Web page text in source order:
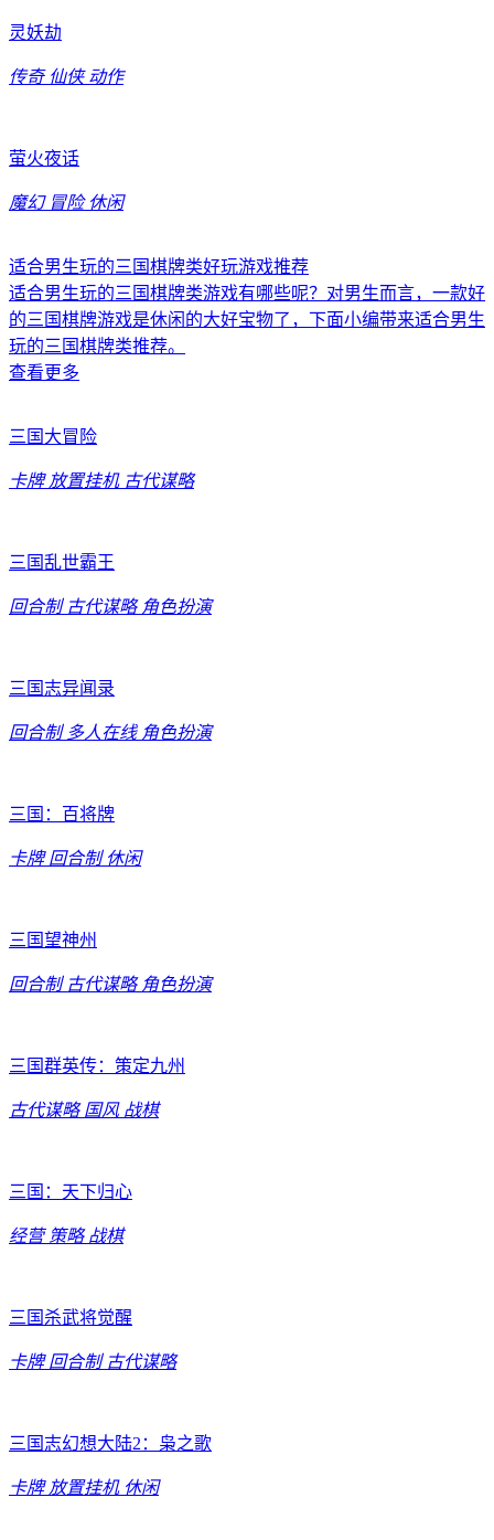
灵妖劫
传奇 仙侠 动作
萤火夜话
魔幻 冒险 休闲
适合男生玩的三国棋牌类好玩游戏推荐
适合男生玩的三国棋牌类游戏有哪些呢？对男生而言，一款好
的三国棋牌游戏是休闲的大好宝物了，下面小编带来适合男生
玩的三国棋牌类推荐。
查看更多
三国大冒险
卡牌 放置挂机 古代谋略
三国乱世霸王
回合制 古代谋略 角色扮演
三国志异闻录
回合制 多人在线 角色扮演
三国：百将牌
卡牌 回合制 休闲
三国望神州
回合制 古代谋略 角色扮演
三国群英传：策定九州
古代谋略 国风 战棋
三国：天下归心
经营 策略 战棋
三国杀武将觉醒
卡牌 回合制 古代谋略
三国志幻想大陆2：枭之歌
卡牌 放置挂机 休闲